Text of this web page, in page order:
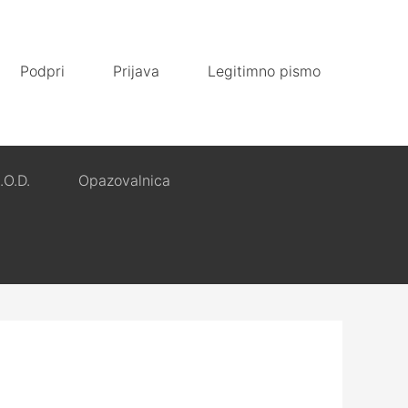
Podpri Prijava Legitimno pismo
Opazovalnica